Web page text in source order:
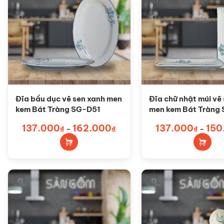
Đĩa bầu dục vẽ sen xanh men
kem Bát Tràng SG-D51
137.000₫ – 162.000₫Khoảng
Sản
nhiều
biến
thể.
tùy
Đĩa chữ nhật múi vẽ
men kem Bát Tràng
137.000₫ –
Sản
nhiều
biến
thể.
tùy